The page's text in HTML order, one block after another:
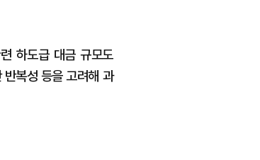
하도급 대금 규모도
복성 등을 고려해 과